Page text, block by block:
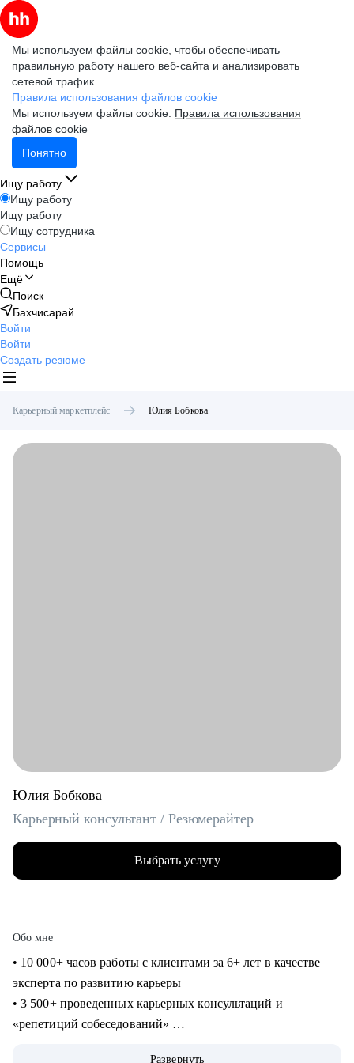
Мы используем файлы cookie, чтобы обеспечивать
правильную работу нашего веб-сайта и анализировать
сетевой трафик.
Правила использования файлов cookie
Мы используем файлы cookie. Правила использования
файлов cookie
Понятно
Ищу работу
Ищу работу
Ищу работу
Ищу сотрудника
Сервисы
Помощь
Ещё
Поиск
Бахчисарай
Войти
Войти
Создать резюме
Карьерный маркетплейс Юлия Бобкова
Юлия Бобкова
Карьерный консультант / Резюмерайтер
Выбрать услугу
Обо мне
• 10 000+ часов работы с клиентами за 6+ лет в качестве
эксперта по развитию карьеры
• 3 500+ проведенных карьерных консультаций и
«репетиций собеседований»
Развернуть